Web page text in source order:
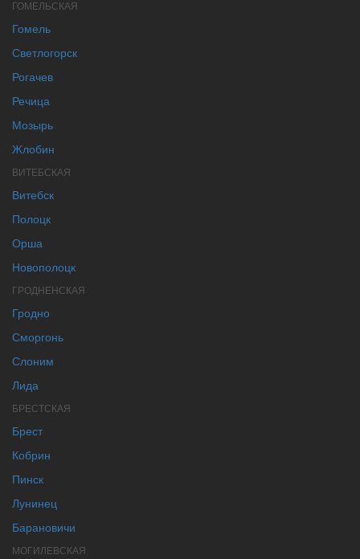
ГОМЕЛЬСКАЯ
Гомель
Светлогорск
Рогачев
Речица
Мозырь
Жлобин
ВИТЕБСКАЯ
Витебск
Полоцк
Орша
Новополоцк
ГРОДНЕНСКАЯ
Гродно
Сморгонь
Слоним
Лида
БРЕСТСКАЯ
Брест
Кобрин
Пинск
Лунинец
Барановичи
МОГИЛЕВСКАЯ